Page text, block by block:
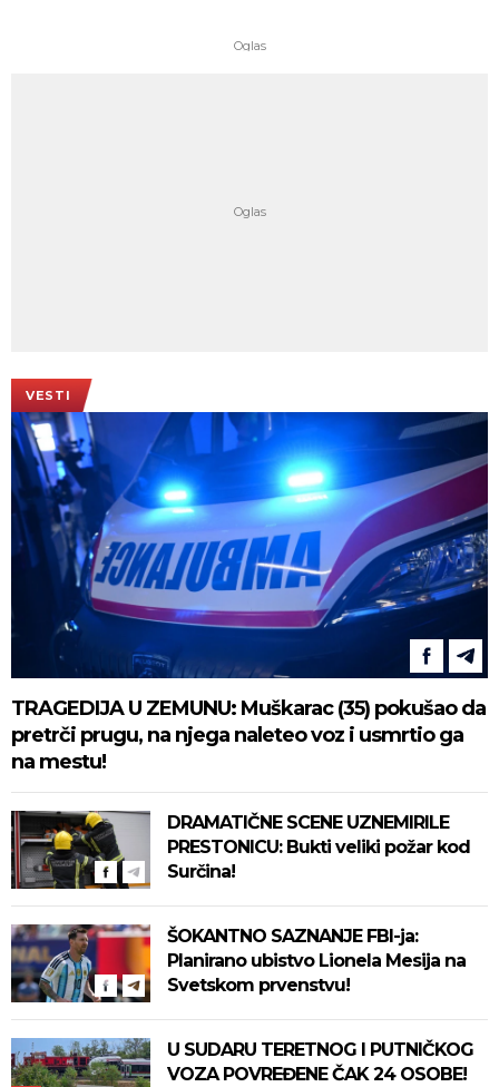
VESTI
TRAGEDIJA U ZEMUNU: Muškarac (35) pokušao da
pretrči prugu, na njega naleteo voz i usmrtio ga
na mestu!
DRAMATIČNE SCENE UZNEMIRILE
PRESTONICU: Bukti veliki požar kod
Surčina!
ŠOKANTNO SAZNANJE FBI-ja:
Planirano ubistvo Lionela Mesija na
Svetskom prvenstvu!
U SUDARU TERETNOG I PUTNIČKOG
VOZA POVREĐENE ČAK 24 OSOBE!